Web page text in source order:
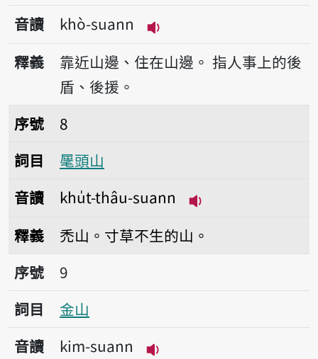
音讀
khò-suann
播放音讀khò-suann
釋義 靠近山邊、住在山邊。 指人事上的後
盾、後援。
序號8𣮈頭山
序號
8
詞目
𣮈頭山
音讀
khu̍t-thâu-suann
釋義
禿山。寸草不生的山。
序號9金山
序號
9
詞目
金山
音讀
kim-suann